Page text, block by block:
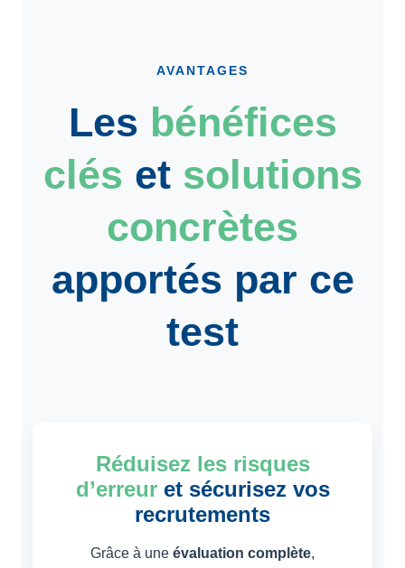
AVANTAGES
Les bénéfices
clés et solutions
concrètes
apportés par ce
test
Réduisez les risques
d’erreuret sécurisez vos
recrutements
Grâce à une évaluation complète,